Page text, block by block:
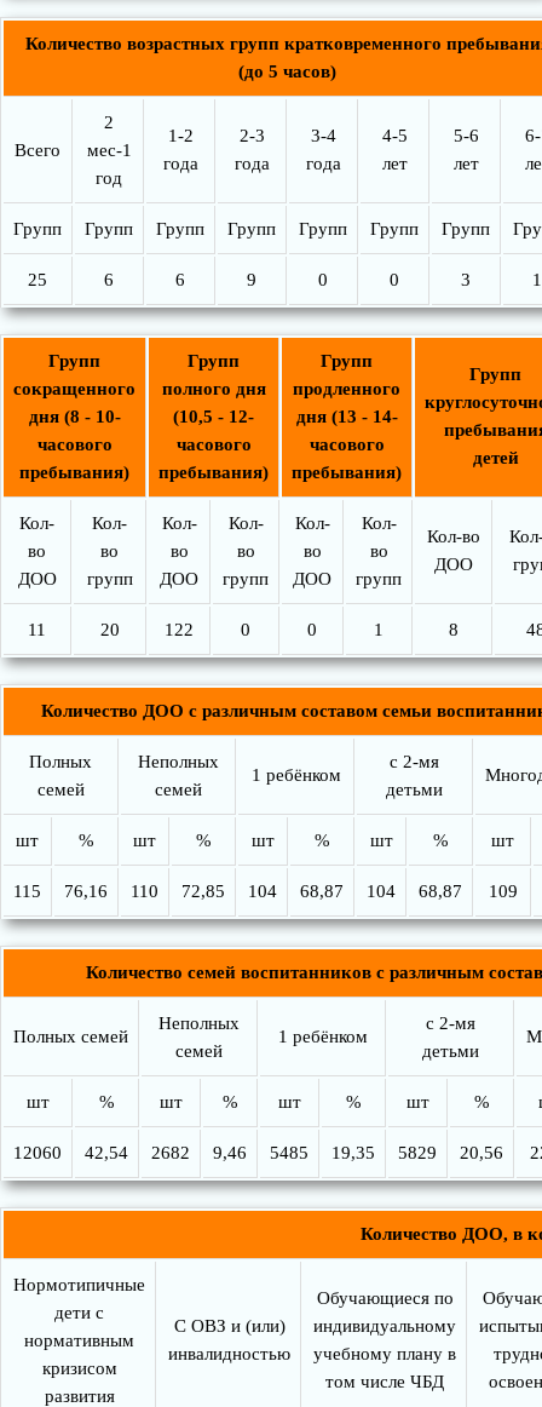
Количество возрастных групп кратковременного
(до 5 часов)
Всего
2
мес-1
год
1-2
года
2-3
года
3-4
года
4-5
лет
5-6
лет
Групп Групп Групп Групп Групп Групп Групп
25 6 6 9 0 0 3 1
Групп
сокращенного
дня (8 - 10-
часового
пребывания)
Групп
полного дня
(10,5 - 12-
часового
пребывания)
Групп
продленного
дня (13 - 14-
часового
пребывания)
Групп
детей
Кол-
во
ДОО
Кол-
во
групп
Кол-
во
ДОО
Кол-
во
групп
Кол-
во
ДОО
Кол-
во
групп
Кол-во
ДОО
11 20 122 0 0 1 8
Количество ДОО с различным составом семьи
Полных
семей
Неполных
семей
1 ребёнком
с 2-мя
детьми
шт % шт % шт % шт % шт
115 76,16 110 72,85 104 68,87 104 68,87 109
Количество семей воспитанников с различным
Полных семей
Неполных
семей
1 ребёнком
с 2-мя
детьми
шт % шт % шт % шт %
12060 42,54 2682 9,46 5485 19,35 5829 20,56
Количество ДОО, в
Нормотипичные
дети с
нормативным
кризисом
развития
С ОВЗ и (или)
инвалидностью
Обучающиеся по
индивидуальному
учебному плану в
том числе ЧБД